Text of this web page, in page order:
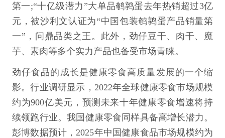
第一;“十亿级潜力”大单品鹌鹑蛋去年热销超过3亿
元，被沙利文认证为“中国包装鹌鹑蛋产品销量第
一”，问鼎品类之王。此外，劲仔豆干、肉干、魔
芋、素肉等多个实力产品也备受市场青睐。
劲仔食品的成长是健康零食高质量发展的一个缩
影。行业调研显示，2022年全球健康零食市场规模
约为900亿美元，预测未来十年健康零食增速将持
续领跑行业。我国健康零食同样具备高增长潜力。
彭博数据预计，2025年中国健康食品市场规模约为